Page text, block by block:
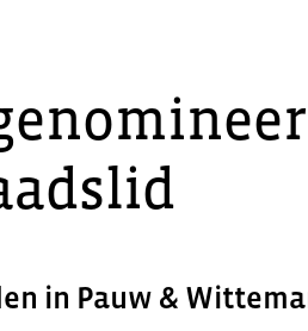
in Pauw &